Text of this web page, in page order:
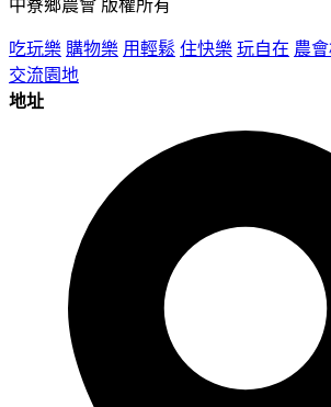
中寮鄉農會 版權所有
吃玩樂 購物樂 用輕鬆 住快樂 玩自在 農
交流園地
地址